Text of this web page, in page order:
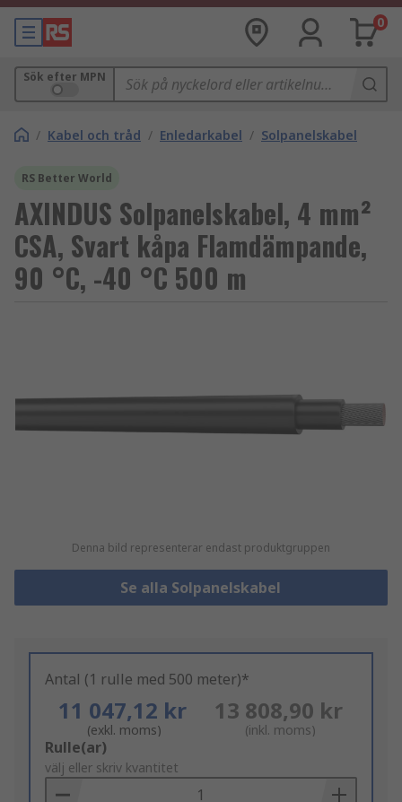
0
Sök efter MPN
/ Kabel och tråd / Enledarkabel / Solpanelskabel
RS Better World
AXINDUS Solpanelskabel, 4 mm²
CSA, Svart kåpa Flamdämpande,
90 °C, -40 °C 500 m
Denna bild representerar endast produktgruppen
Se alla Solpanelskabel
Antal (1 rulle med 500 meter)*
11 047,12 kr
(exkl. moms)
13 808,90 kr
(inkl. moms)
Add
to
Basket
Rulle(ar)
välj eller skriv kvantitet